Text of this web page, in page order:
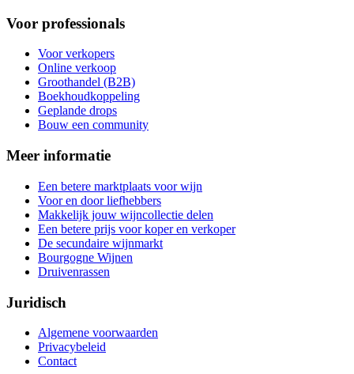
Voor professionals
Voor verkopers
Online verkoop
Groothandel (B2B)
Boekhoudkoppeling
Geplande drops
Bouw een community
Meer informatie
Een betere marktplaats voor wijn
Voor en door liefhebbers
Makkelijk jouw wijncollectie delen
Een betere prijs voor koper en verkoper
De secundaire wijnmarkt
Bourgogne Wijnen
Druivenrassen
Juridisch
Algemene voorwaarden
Privacybeleid
Contact